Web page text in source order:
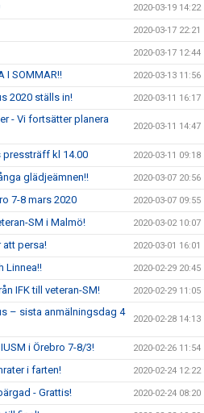
2020-03-19 14:22
2020-03-17 22:21
2020-03-17 12:44
I SOMMAR!! 2020-03-13 11:56
2020 ställs in! 2020-03-11 16:17
- Vi fortsätter planera
2020-03-11 14:47
pressträff kl 14.00 2020-03-11 09:18
glädjeämnen!! 2020-03-07 20:56
7-8 mars 2020 2020-03-07 09:55
SM i Malmö! 2020-03-02 10:07
att persa! 2020-03-01 16:01
Linnea!! 2020-02-29 20:45
IFK till veteran-SM! 2020-02-29 11:05
– sista anmälningsdag 4
2020-02-28 14:13
i Örebro 7-8/3! 2020-02-26 11:54
i farten! 2020-02-24 12:22
- Grattis! 2020-02-24 08:20